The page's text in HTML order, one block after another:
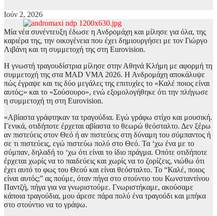
Ιούν 2, 2026
Μία νέα συνέντευξη έδωσε η Ανδρομάχη και μίλησε για όλα, της
καριέρα της, την οικογένεια που έχει δημιουργήσει με τον Γιώργο
Λιβάνη και τη συμμετοχή της στη Eurovision.
Η γνωστή τραγουδίστρια μίλησε στην Αθηνά Κλήμη με αφορμή τη
συμμετοχή της στα MAD VMA 2026. Η Ανδρομάχη αποκάλυψε
πώς έγραψε και τις δύο μεγάλες της επιτυχίες το «Καλέ ποιος είναι
αυτός;» και το «Σούσουρο», ενώ εξομολογήθηκε ότι την πλήγωσε
η συμμετοχή τη στη Εurovision.
«Αβίαστα γράφτηκαν τα τραγούδια. Εγώ γράφω στίχο και μουσική.
Γενικά, οτιδήποτε έρχεται αβίαστα το θεωρώ θεόσταλτο. Δεν ξέρω
αν πιστεύεις στον Θεό ή αν πιστεύεις στη δύναμη του σύμπαντος ή
σε τι πιστεύεις, εγώ πιστεύω πολύ στο Θεό. Τα ‘χω ένα με το
σύμπαν, δηλαδή το ‘χω ότι είναι το ίδιο πράγμα. Οπότε οτιδήποτε
έρχεται χωρίς να το παιδεύεις και χωρίς να το ζορίζεις, νιώθω ότι
έχει αυτό το φως του Θεού και είναι θεόσταλτο. Το “Καλέ, ποιος
είναι αυτός;” ας πούμε, όταν πήγα στο στούντιο του Κωνσταντίνου
Παντζή, πήγα για να γνωριστούμε. Γνωριστήκαμε, ακούσαμε
κάποια τραγούδια, μου άρεσε πάρα πολύ ένα τραγούδι και μπήκα
στο στούντιο να το γράψω.